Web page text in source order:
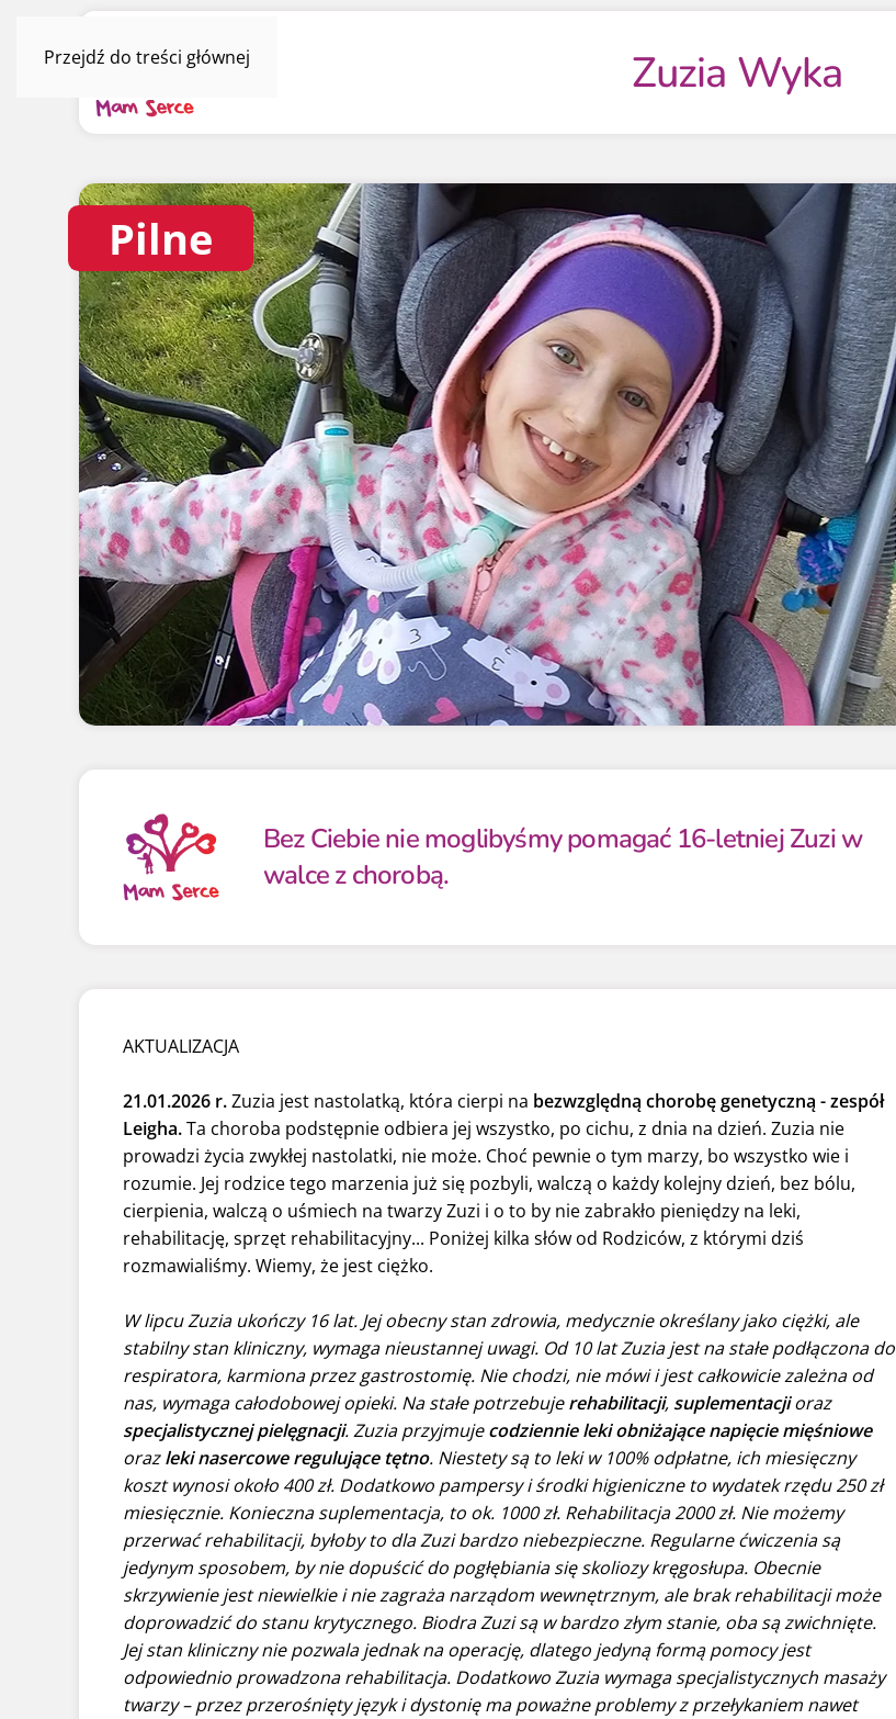
Przejdź do treści głównej Zuzia Wyka
Pilne
Bez Ciebie nie moglibyśmy pomagać 16-letniej Zuzi w
walce z chorobą.
AKTUALIZACJA
21.01.2026 r.Zuzia jest nastolatką, która cierpi na bezwzględną chorobę genetyczną - zespół
Leigha.Ta choroba podstępnie odbiera jej wszystko, po cichu, z dnia na dzień. Zuzia nie
prowadzi życia zwykłej nastolatki, nie może. Choć pewnie o tym marzy, bo wszystko wie i
rozumie. Jej rodzice tego marzenia już się pozbyli, walczą o każdy kolejny dzień, bez bólu,
cierpienia, walczą o uśmiech na twarzy Zuzi i o to by nie zabrakło pieniędzy na leki,
rehabilitację, sprzęt rehabilitacyjny... Poniżej kilka słów od Rodziców, z którymi dziś
rozmawialiśmy. Wiemy, że jest ciężko.
W lipcu Zuzia ukończy 16 lat. Jej obecny stan zdrowia, medycznie określany jako ciężki, ale
stabilny stan kliniczny, wymaga nieustannej uwagi. Od 10 lat Zuzia jest na stałe podłączona do
respiratora, karmiona przez gastrostomię. Nie chodzi, nie mówi i jest całkowicie zależna od
nas, wymaga całodobowej opieki. Na stałe potrzebujerehabilitacji, suplementacjioraz
specjalistycznej pielęgnacji.Zuzia przyjmujecodziennie leki obniżające napięcie mięśniowe
orazleki nasercowe regulujące tętno. Niestety są to leki w 100% odpłatne, ich miesięczny
koszt wynosi około 400 zł. Dodatkowo pampersy i środki higieniczne to wydatek rzędu 250 zł
miesięcznie. Konieczna suplementacja, to ok. 1000 zł. Rehabilitacja 2000 zł. Nie możemy
przerwać rehabilitacji, byłoby to dla Zuzi bardzo niebezpieczne. Regularne ćwiczenia są
jedynym sposobem, by nie dopuścić do pogłębiania się skoliozy kręgosłupa. Obecnie
skrzywienie jest niewielkie i nie zagraża narządom wewnętrznym, ale brak rehabilitacji może
doprowadzić do stanu krytycznego. Biodra Zuzi są w bardzo złym stanie, oba są zwichnięte.
Jej stan kliniczny nie pozwala jednak na operację, dlatego jedyną formą pomocy jest
odpowiednio prowadzona rehabilitacja. Dodatkowo Zuzia wymaga specjalistycznych masaży
twarzy – przez przerośnięty język i dystonię ma poważne problemy z przełykaniem nawet